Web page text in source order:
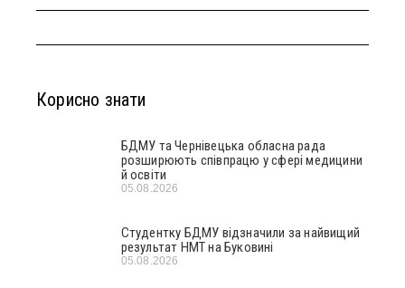
Корисно знати
БДМУ та Чернівецька обласна рада
розширюють співпрацю у сфері медицини
й освіти
05.08.2026
Студентку БДМУ відзначили за найвищий
результат НМТ на Буковині
05.08.2026